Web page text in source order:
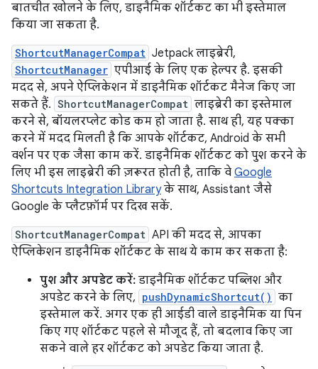
बातचीत खोलने के लिए, डाइनैमिक शॉर्टकट का भी इस्तेमाल
किया जा सकता है.
ShortcutManagerCompat Jetpack लाइब्रेरी,
ShortcutManager एपीआई के लिए एक हेल्पर है. इसकी
मदद से, अपने ऐप्लिकेशन में डाइनैमिक शॉर्टकट मैनेज किए जा
सकते हैं. ShortcutManagerCompat लाइब्रेरी का इस्तेमाल
करने से, बॉयलरप्लेट कोड कम हो जाता है. साथ ही, यह पक्का
करने में मदद मिलती है कि आपके शॉर्टकट, Android के सभी
वर्शन पर एक जैसा काम करें. डाइनैमिक शॉर्टकट को पुश करने के
लिए भी इस लाइब्रेरी की ज़रूरत होती है, ताकि वे Google
Shortcuts Integration Libraryके साथ, Assistant जैसे
Google के प्लैटफ़ॉर्म पर दिख सकें.
ShortcutManagerCompat API की मदद से, आपका
ऐप्लिकेशन डाइनैमिक शॉर्टकट के साथ ये काम कर सकता है:
पुश और अपडेट करें: डाइनैमिक शॉर्टकट पब्लिश और
अपडेट करने के लिए, pushDynamicShortcut() का
इस्तेमाल करें. अगर एक ही आईडी वाले डाइनैमिक या पिन
किए गए शॉर्टकट पहले से मौजूद हैं, तो बदलाव किए जा
सकने वाले हर शॉर्टकट को अपडेट किया जाता है.